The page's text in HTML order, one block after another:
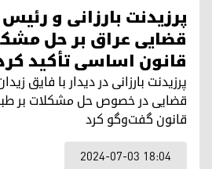
پرزیدنت بارزانی و
قضایی عراق بر حل
قانون اساسی تأکید
پرزیدنت بارزانی در دیدار با فایق
قضایی در خصوص حل مشکلات بر
قانون گفت‌وگو کرد
2024-07-03 18:04